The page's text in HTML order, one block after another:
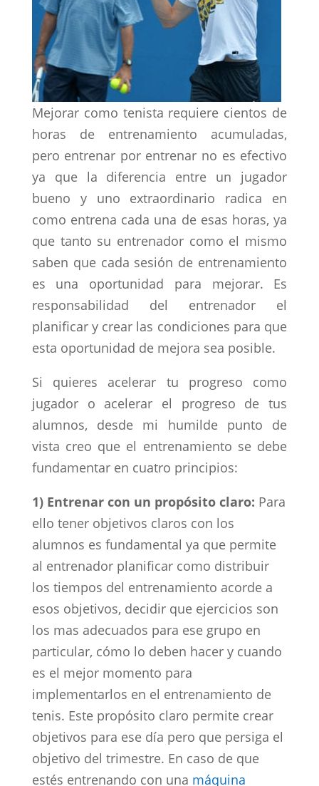
Mejorar como tenista requiere cientos de
horas de entrenamiento acumuladas,
pero entrenar por entrenar no es efectivo
ya que la diferencia entre un jugador
bueno y uno extraordinario radica en
como entrena cada una de esas horas, ya
que tanto su entrenador como el mismo
saben que cada sesión de entrenamiento
es una oportunidad para mejorar. Es
responsabilidad del entrenador el
planificar y crear las condiciones para que
esta oportunidad de mejora sea posible.
Si quieres acelerar tu progreso como
jugador o acelerar el progreso de tus
alumnos, desde mi humilde punto de
vista creo que el entrenamiento se debe
fundamentar en cuatro principios:
1) Entrenar con un propósito claro: Para
ello tener objetivos claros con los
alumnos es fundamental ya que permite
al entrenador planificar como distribuir
los tiempos del entrenamiento acorde a
esos objetivos, decidir que ejercicios son
los mas adecuados para ese grupo en
particular, cómo lo deben hacer y cuando
es el mejor momento para
implementarlos en el entrenamiento de
tenis. Este propósito claro permite crear
objetivos para ese día pero que persiga el
objetivo del trimestre. En caso de que
estés entrenando con una máquina